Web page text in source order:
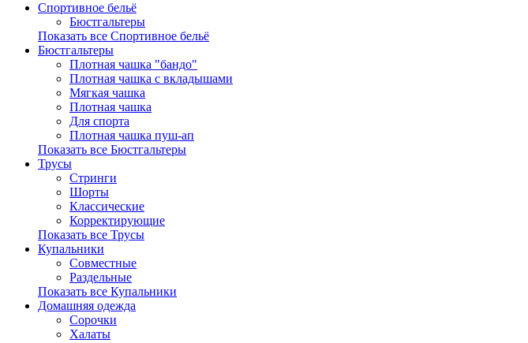
Спортивное бельё
Бюстгальтеры
Показать все Спортивное бельё
Бюстгальтеры
Плотная чашка "бандо"
Плотная чашка с вкладышами
Мягкая чашка
Плотная чашка
Для спорта
Плотная чашка пуш-ап
Показать все Бюстгальтеры
Трусы
Стринги
Шорты
Классические
Корректирующие
Показать все Трусы
Купальники
Совместные
Раздельные
Показать все Купальники
Домашняя одежда
Сорочки
Халаты